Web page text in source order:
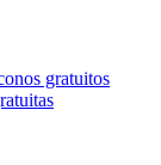
gratuitos